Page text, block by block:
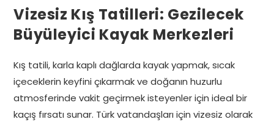
Vizesiz Kış Tatilleri: Gezilecek
Büyüleyici Kayak Merkezleri
Kış tatili, karla kaplı dağlarda kayak yapmak, sıcak
içeceklerin keyfini çıkarmak ve doğanın huzurlu
atmosferinde vakit geçirmek isteyenler için ideal bir
kaçış fırsatı sunar. Türk vatandaşları için vizesiz olarak